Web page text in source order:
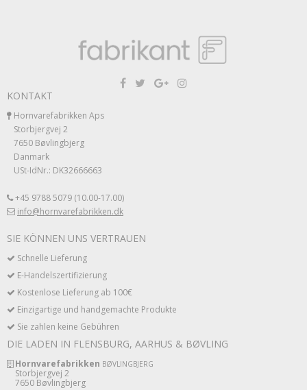
KONTAKT
Hornvarefabrikken Aps
Storbjergvej 2
7650 Bøvlingbjerg
Danmark
USt-IdNr.: DK32666663
+45 9788 5079 (10.00-17.00)
info@hornvarefabrikken.dk
SIE KÖNNEN UNS VERTRAUEN
Schnelle Lieferung
E-Handelszertifizierung
Kostenlose Lieferung ab 100€
Einzigartige und handgemachte Produkte
Sie zahlen keine Gebühren
DIE LADEN IN FLENSBURG, AARHUS & BØVLING
Hornvarefabrikken BØVLINGBJERG
Storbjergvej 2
7650 Bøvlingbjerg